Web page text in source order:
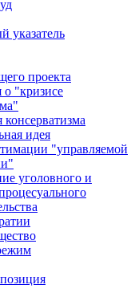
указатель
проекта
о "кризисе
идея
"управляемой
уголовного и